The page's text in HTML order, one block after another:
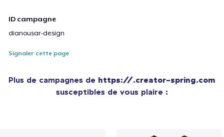
ID campagne
dianousar-design
Signaler cette page
Plus de campagnes de https://.creator-spring.com
susceptibles de vous plaire :